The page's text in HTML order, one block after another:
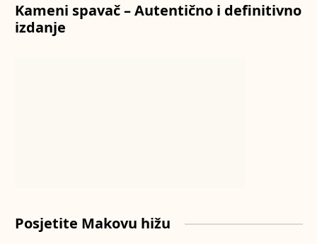
Kameni spavač – Autentično i definitivno
izdanje
Posjetite Makovu hižu